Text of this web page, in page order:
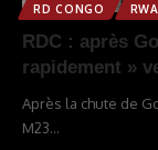
RD CONGO
RDC : après
rapidement »
Après la chute de
M23…